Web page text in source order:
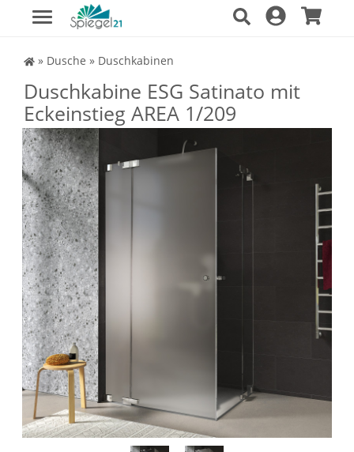
Spiegel Shop
» Dusche » Duschkabinen
Duschkabine ESG Satinato mit
Eckeinstieg AREA 1/209